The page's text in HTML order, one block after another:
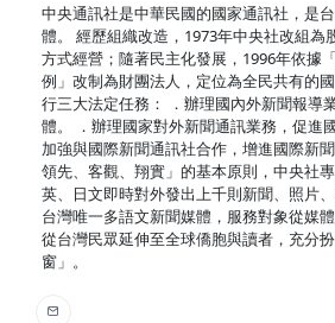
中央通訊社是中華民國的國家通訊社，是
體。 經歷組織改造，1973年中央社改組為
方式經營；隨著民主化發展，1996年依據
例」改制為財團法人，定位為全民共有的
行三大法定任務： ．辦理國內外新聞報導
體。 ．辦理國家對外新聞通訊業務，促進
加強與國際新聞通訊社合作，增進國際新聞
領先、客觀、翔實」的基本原則，中央社專
英、日文即時對外發出上千則新聞、照片
台灣唯一多語文新聞媒體，服務對象從媒
從台灣民眾延伸至全球僑胞與讀者，充分
窗」。